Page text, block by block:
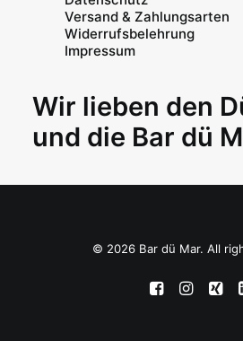
Versand & Zahlungsarten
Widerrufsbelehrung
Impressum
Wir lieben den
und die Bar dü
© 2026 Bar dü Mar. All